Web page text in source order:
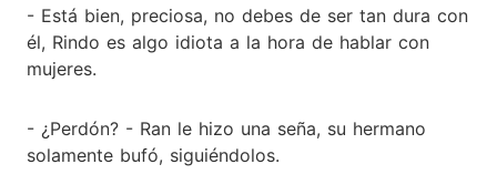
- Está bien, preciosa, no debes de ser tan dura con
él, Rindo es algo idiota a la hora de hablar con
mujeres.
- ¿Perdón? - Ran le hizo una seña, su hermano
solamente bufó, siguiéndolos.